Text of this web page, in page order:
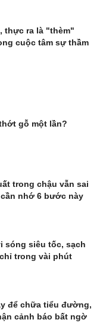
thực ra là "thèm"
cuộc tâm sự thầm
gỗ một lần?
trong chậu vẫn sai
nhớ 6 bước này
sóng siêu tốc, sạch
trong vài phút
để chữa tiểu đường,
cảnh báo bất ngờ